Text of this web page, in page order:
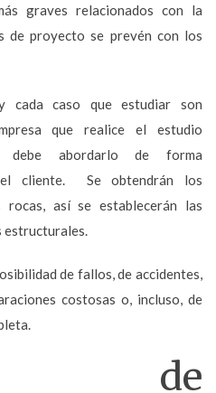
graves relacionados con la
de proyecto se prevén con los
cada caso que estudiar son
que realice el estudio
debe abordarlo de forma
cliente. Se obtendrán los
así se establecerán las
estructurales.
de fallos, de accidentes,
costosas o, incluso, de
de